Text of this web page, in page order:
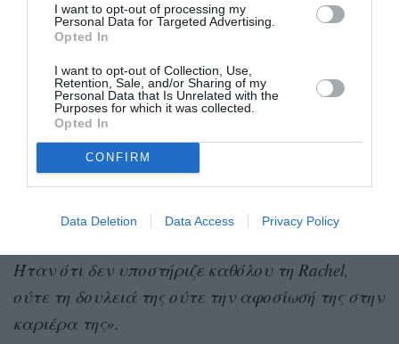
I want to opt-out of processing my
Personal Data for Targeted Advertising.
Opted In
I want to opt-out of Collection, Use,
Retention, Sale, and/or Sharing of my
Personal Data that Is Unrelated with the
Purposes for which it was collected.
Opted In
CONFIRM
Data Deletion Data Access Privacy Policy
σεζόν, όταν ενθαρρύνει τη Rachel να δεχτεί τη
δουλειά στο Παρίσι.
Λίγες ημέρες αργότερα, στην εκπομπή «The
View», εξήγησε περισσότερο τι την ενόχλησε στη
συμπεριφορά του χαρακτήρα.
«Δεν ήταν καλός σύντροφος εκείνη την
περίοδο», είπε. «Αυτό που με ενοχλούσε δεν
Ήταν ότι δεν υποστήριζε καθόλου τη Rachel,
ούτε τη δουλειά της ούτε την αφοσίωσή της στην
καριέρα της».